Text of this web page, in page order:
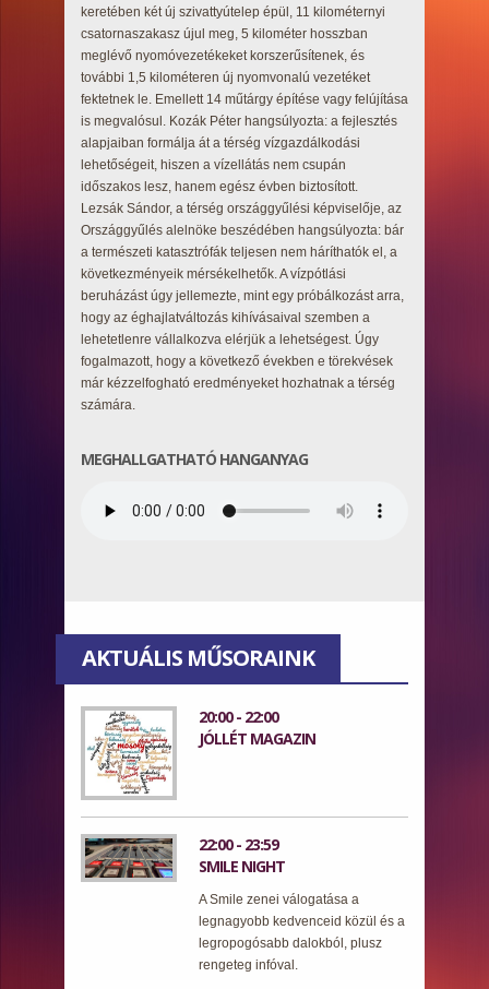
keretében két új szivattyútelep épül, 11 kilométernyi
csatornaszakasz újul meg, 5 kilométer hosszban
meglévő nyomóvezetékeket korszerűsítenek, és
további 1,5 kilométeren új nyomvonalú vezetéket
fektetnek le. Emellett 14 műtárgy építése vagy felújítása
is megvalósul. Kozák Péter hangsúlyozta: a fejlesztés
alapjaiban formálja át a térség vízgazdálkodási
lehetőségeit, hiszen a vízellátás nem csupán
időszakos lesz, hanem egész évben biztosított.
Lezsák Sándor, a térség országgyűlési képviselője, az
Országgyűlés alelnöke beszédében hangsúlyozta: bár
a természeti katasztrófák teljesen nem háríthatók el, a
következményeik mérsékelhetők. A vízpótlási
beruházást úgy jellemezte, mint egy próbálkozást arra,
hogy az éghajlatváltozás kihívásaival szemben a
lehetetlenre vállalkozva elérjük a lehetségest. Úgy
fogalmazott, hogy a következő években e törekvések
már kézzelfogható eredményeket hozhatnak a térség
számára.
MEGHALLGATHATÓ HANGANYAG
AKTUÁLIS MŰSORAINK
20:00 - 22:00
JÓLLÉT MAGAZIN
22:00 - 23:59
SMILE NIGHT
A Smile zenei válogatása a
legnagyobb kedvenceid közül és a
legropogósabb dalokból, plusz
rengeteg infóval.